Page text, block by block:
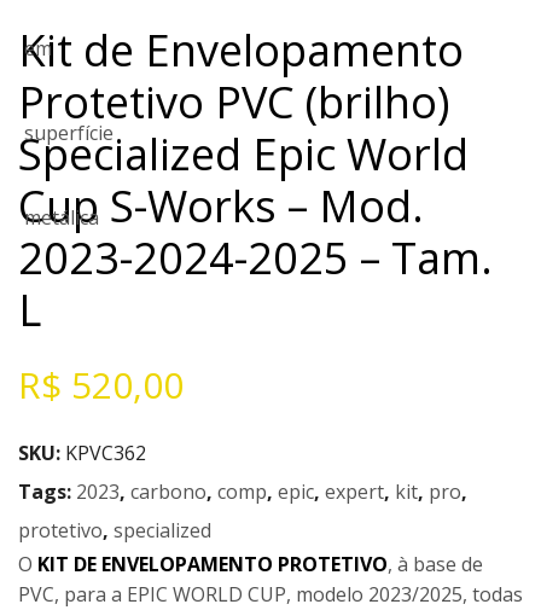
Kit de Envelopamento
Protetivo PVC (brilho)
Specialized Epic World
Cup S-Works – Mod.
2023-2024-2025 – Tam.
L
R$ 520,00
SKU: KPVC362
Tags: 2023, carbono, comp, epic, expert, kit, pro,
protetivo, specialized
O KIT DE ENVELOPAMENTO PROTETIVO, à base de
PVC, para a EPIC WORLD CUP, modelo 2023/2025, todas